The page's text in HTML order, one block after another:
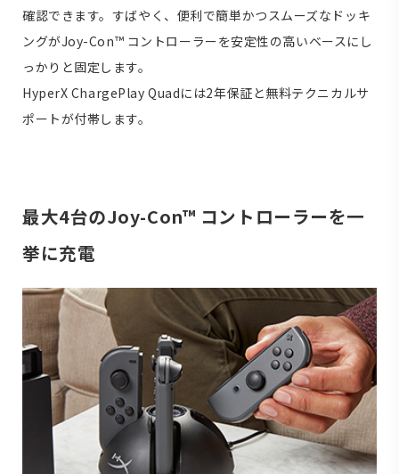
確認できます。すばやく、便利で簡単かつスムーズなドッキ
ングがJoy-Con™ コントローラーを安定性の高いベースにし
っかりと固定します。
HyperX ChargePlay Quadには2年保証と無料テクニカルサ
ポートが付帯します。
最大4台のJoy-Con™ コントローラーを一
挙に充電